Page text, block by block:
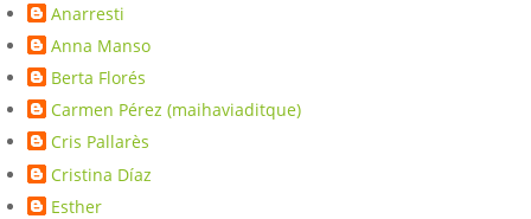
Anarresti
Anna Manso
Berta Florés
Carmen Pérez (maihaviaditque)
Cris Pallarès
Cristina Díaz
Esther